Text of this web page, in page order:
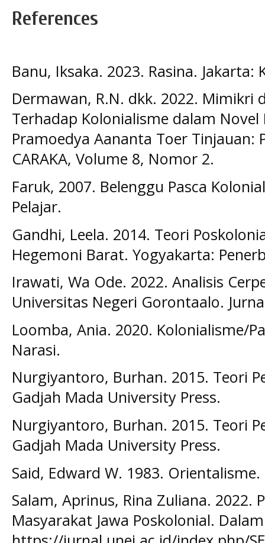
References
Banu, Iksaka. 2023. Rasina. Jakarta:
Dermawan, R.N. dkk. 2022. Mimikri
Terhadap Kolonialisme dalam Novel
Pramoedya Aananta Toer Tinjauan:
CARAKA, Volume 8, Nomor 2.
Faruk, 2007. Belenggu Pasca
Pelajar.
Gandhi, Leela. 2014. Teori
Hegemoni Barat. Yogyakarta:
Irawati, Wa Ode. 2022. Analisis
Universitas Negeri Gorontaalo.
Loomba, Ania. 2020. Kolonialisme/
Narasi.
Nurgiyantoro, Burhan. 2015. Teori
Gadjah Mada University Press.
Nurgiyantoro, Burhan. 2015. Teori
Gadjah Mada University Press.
Said, Edward W. 1983.
Salam, Aprinus, Rina Zuliana. 2022.
Masyarakat Jawa Poskolonial.